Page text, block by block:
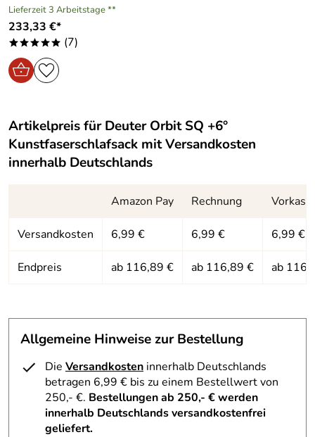
Lieferzeit 3 Arbeitstage **
233,33 €*
***** (7)
Artikelpreis fürDeuter Orbit SQ +6°
Kunstfaserschlafsack mit Versandkosten
innerhalb Deutschlands
Amazon Pay Rechnung
Versandkosten 6,99 € 6,99 € 6,99 €
Endpreis ab 116,89 € ab 116,89 € ab
Allgemeine Hinweise zur Bestellung
Die Versandkosten innerhalb Deutschlands
betragen 6,99 € bis zu einem Bestellwert von
250,- €. Bestellungen ab 250,- € werden
innerhalb Deutschlands versandkostenfrei
geliefert.